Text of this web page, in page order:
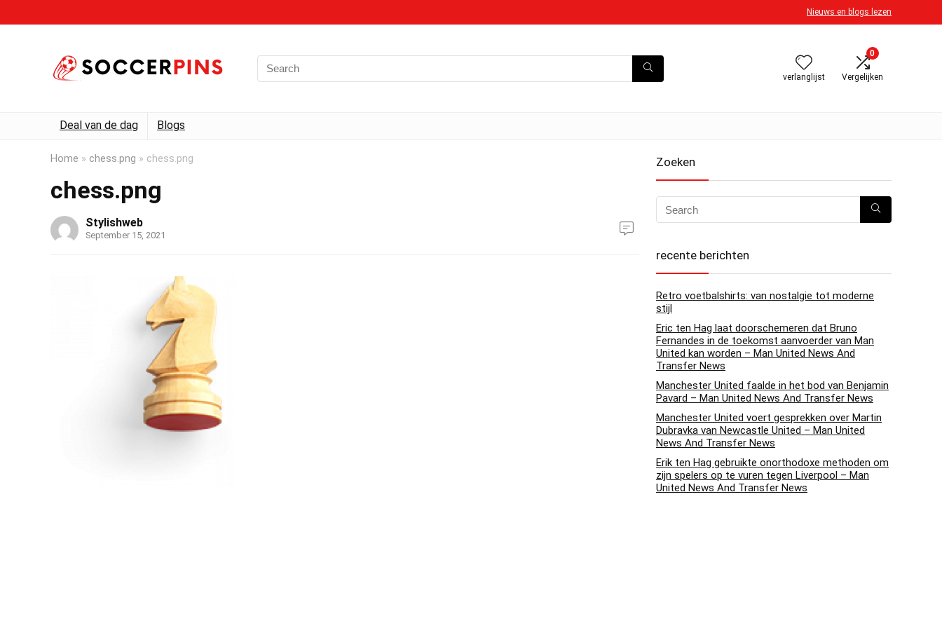
Nieuws en blogs lezen
verlanglijst
0
Vergelijken
Deal van de dag Blogs
Home » chess.png » chess.png
chess.png
Stylishweb
September 15, 2021
Zoeken
recente berichten
Retro voetbalshirts: van nostalgie tot moderne
stijl
Eric ten Hag laat doorschemeren dat Bruno
Fernandes in de toekomst aanvoerder van Man
United kan worden – Man United News And
Transfer News
Manchester United faalde in het bod van Benjamin
Pavard – Man United News And Transfer News
Manchester United voert gesprekken over Martin
Dubravka van Newcastle United – Man United
News And Transfer News
Erik ten Hag gebruikte onorthodoxe methoden om
zijn spelers op te vuren tegen Liverpool – Man
United News And Transfer News